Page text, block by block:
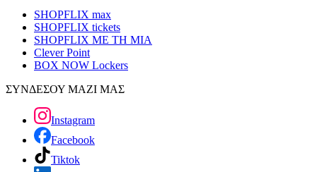
SHOPFLIX max
SHOPFLIX tickets
SHOPFLIX ΜΕ ΤΗ ΜΙΑ
Clever Point
BOX NOW Lockers
ΣΥΝΔΕΣΟΥ ΜΑΖΙ ΜΑΣ
Instagram
Facebook
Tiktok